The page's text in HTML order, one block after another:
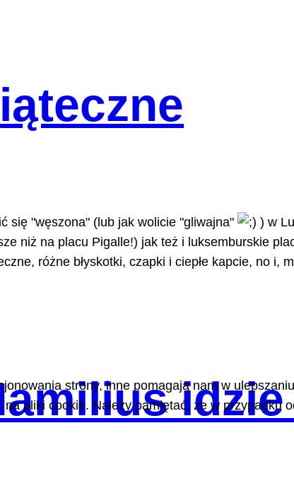
się "węszona" (lub jak wolicie "gliwajna"
) w
niż na placu Pigalle!) jak też i luksemburskie
różne błyskotki, czapki i ciepłe kapcie, no i,
strony, inne pomagają nam w
pliki cookie. Należy pamiętać, że w przypadku